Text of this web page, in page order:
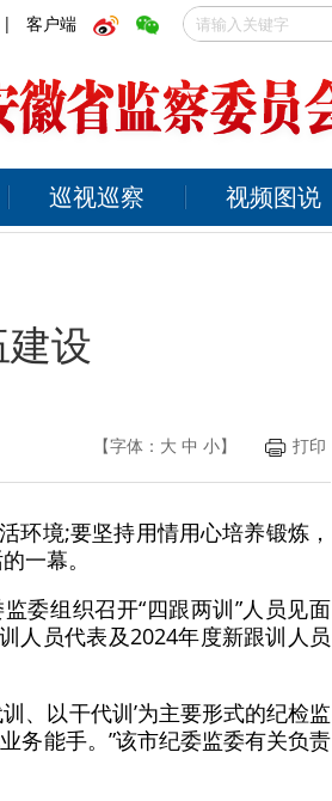
| 客户端
巡视巡察 视频图说
设
【字体： 大 中 小】 打印
环境;要坚持用情用心培养锻炼，
一幕。
委组织召开“四跟两训”人员见面
人员代表及2024年度新跟训人员
、以干代训’为主要形式的纪检监
务能手。”该市纪委监委有关负责